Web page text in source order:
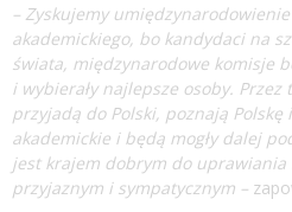
– Zyskujemy
akademickiego, bo kandydaci na
świata, międzynarodowe komisje
i wybierały najlepsze osoby. Przez
przyjadą do Polski, poznają
akademickie i będą mogły dalej
jest krajem dobrym do uprawiania
przyjaznym i sympatycznym –